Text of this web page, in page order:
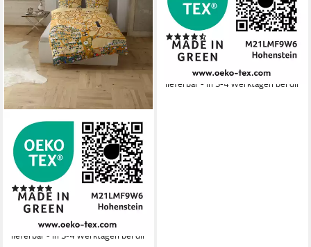
GOEBEL
Bettwäsche Lebensbaum,
Satin, 2 teilig, edles, elegantes
Design
ab 69,95 €
lieferbar - in 3-4 Werktagen bei dir
Satin, 2 teilig, mit Gemälde
Motiv
ab 67,96 €
lieferbar - in 3-4 Werktagen bei dir